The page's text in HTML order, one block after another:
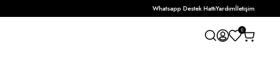
Whatsapp Destek HattıYardımİletişim
0